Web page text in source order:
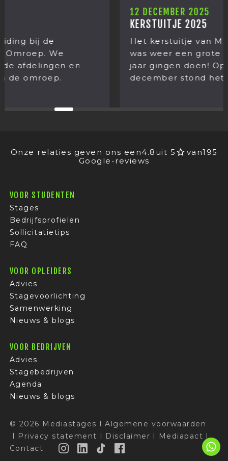
Het kerstuitje van Mediastages 2025. Het
was weer een grote verrassing wat we dit
jaar gingen doen! Op donderdag 11
december stond het jaarlijkse...
Onze relaties geven ons een4.8 uit 5 van195
Google-reviews
VOOR STUDENTEN
Stages
Bedrijfsprofielen
Sollicitatietips
FAQ
VOOR OPLEIDERS
Advies
Stagevoorlichting
Samenwerking
Nieuws & blogs
VOOR BEDRIJVEN
Advies
Stagebedrijven
Agenda
Nieuws & blogs
© 2026 Mediastages I Algemene voorwaarden
I Privacy statement I Disclaimer I Mediapact I
Contact